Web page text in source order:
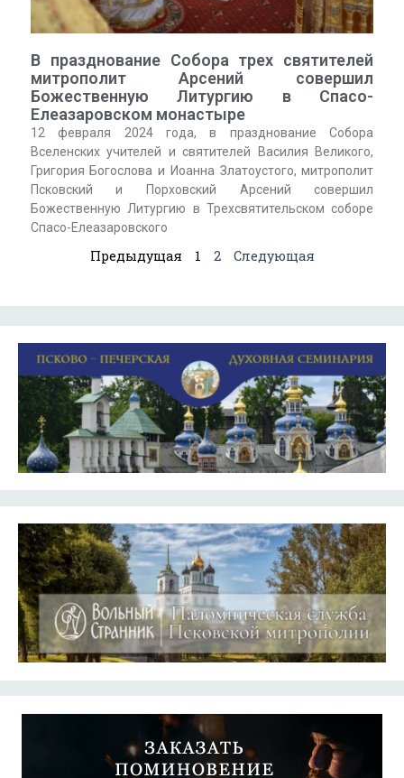
В празднование Собора трех святителей
митрополит Арсений совершил
Божественную Литургию в Спасо-
Елеазаровском монастыре
12 февраля 2024 года, в празднование Собора
Вселенских учителей и святителей Василия Великого,
Григория Богослова и Иоанна Златоустого, митрополит
Псковский и Порховский Арсений совершил
Божественную Литургию в Трехсвятительском соборе
Спасо-Елеазаровского
Предыдущая 1 2 Следующая